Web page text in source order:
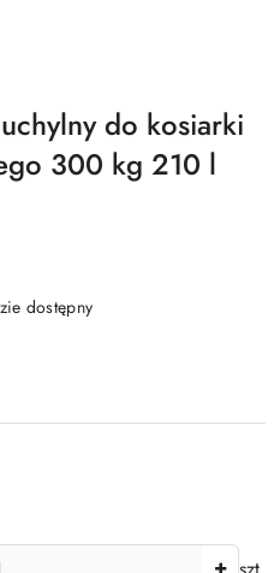
do kosiarki
300 kg 210 l
dostępny